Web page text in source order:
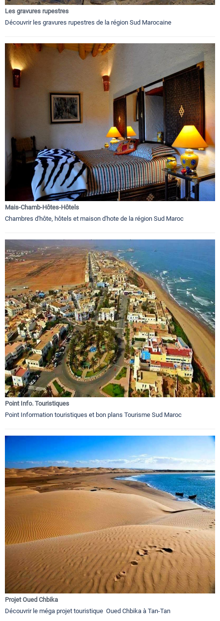
Les gravures rupestres
Découvrir les gravures rupestres de la région Sud Marocaine
Mais-Chamb-Hôtes-Hôtels
Chambres d'hôte, hôtels et maison d'hote de la région Sud Maroc
Point Info. Touristiques
Point Information touristiques et bon plans Tourisme Sud Maroc
Projet Oued Chbika
Découvrir le méga projet touristique Oued Chbika à Tan-Tan